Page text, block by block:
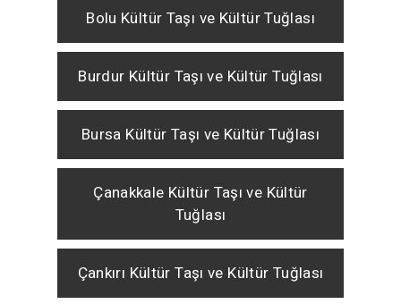
Bolu Kültür Taşı ve Kültür Tuğlası
Burdur Kültür Taşı ve Kültür Tuğlası
Bursa Kültür Taşı ve Kültür Tuğlası
Çanakkale Kültür Taşı ve Kültür
Tuğlası
Çankırı Kültür Taşı ve Kültür Tuğlası